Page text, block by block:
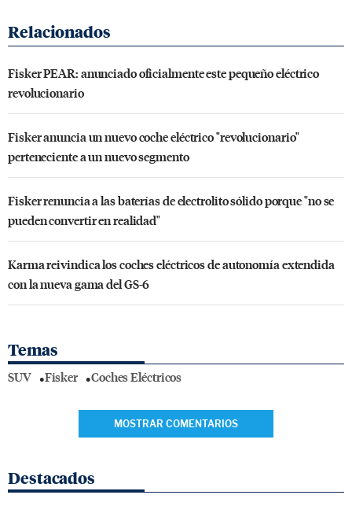
Fisker PEAR: anunciado oficialmente este pequeño eléctrico
revolucionario
Fisker anuncia un nuevo coche eléctrico "revolucionario"
perteneciente a un nuevo segmento
Fisker renuncia a las baterías de electrolito sólido porque "no se
pueden convertir en realidad"
Karma reivindica los coches eléctricos de autonomía extendida
con la nueva gama del GS-6
Temas
SUV Fisker Coches Eléctricos
MOSTRAR COMENTARIOS
Destacados